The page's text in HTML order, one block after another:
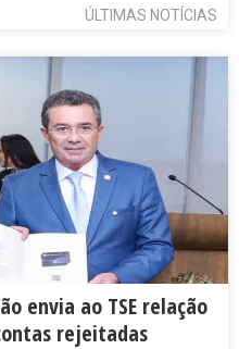
ÚLTIMAS NOTÍCIAS
envia ao TSE relação
rejeitadas